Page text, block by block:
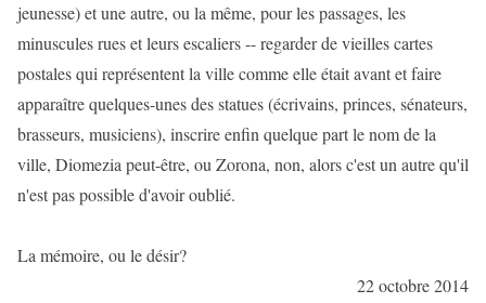
jeunesse) et une autre, ou la même, pour les passages, les
minuscules rues et leurs escaliers -- regarder de vieilles cartes
postales qui représentent la ville comme elle était avant et faire
apparaître quelques-unes des statues (écrivains, princes, sénateurs,
brasseurs, musiciens), inscrire enfin quelque part le nom de la
ville, Diomezia peut-être, ou Zorona, non, alors c'est un autre qu'il
n'est pas possible d'avoir oublié.
La mémoire, ou le désir?
22 octobre 2014